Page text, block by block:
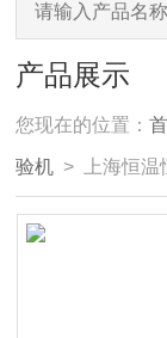
产品展示
您现在的位置：
验机 > 上海恒温